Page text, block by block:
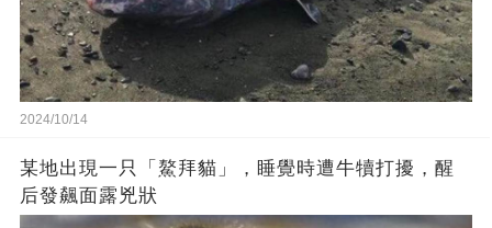
2024/10/14
某地出現一只「鰲拜貓」，睡覺時遭牛犢打擾，醒
后發飆面露兇狀